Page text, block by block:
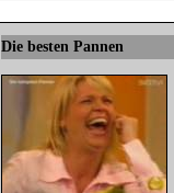
Die besten Pannen